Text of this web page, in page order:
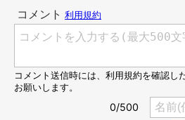
ないかな」
それは自業自得というかその場所を
は・・・